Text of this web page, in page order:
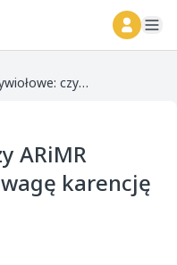
Klęski żywiołowe: czy ARiMR powinna brać pod uwagę karencję ubezpieczenia?
ARiMR
karencję